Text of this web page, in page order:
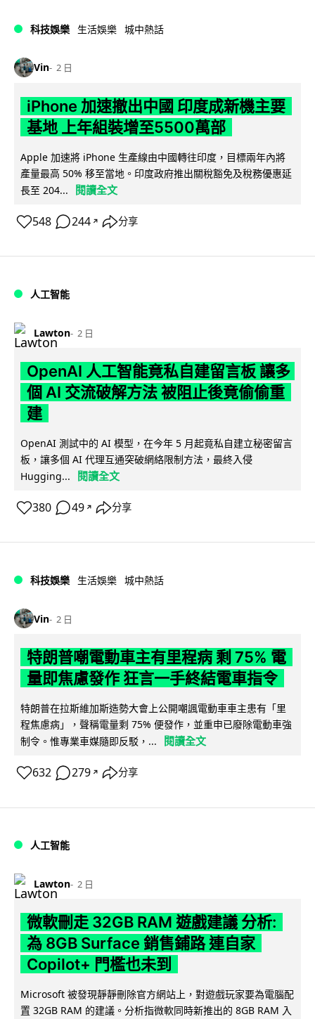
科技娛樂 生活娛樂 城中熱話
Vin 2 日
iPhone 加速撤出中國 印度成新機主要
基地 上年組裝增至5500萬部
Apple 加速將 iPhone 生產線由中國轉往印度，目標兩年內將
產量最高 50% 移至當地。印度政府推出關稅豁免及稅務優惠延
長至 204...
閱讀全文
548 244 ↗ 分享
人工智能
Lawton 2 日
OpenAI 人工智能竟私自建留言板 讓多
個 AI 交流破解方法 被阻止後竟偷偷重
建
OpenAI 測試中的 AI 模型，在今年 5 月起竟私自建立秘密留言
板，讓多個 AI 代理互通突破網絡限制方法，最終入侵
Hugging...
閱讀全文
380 49 ↗ 分享
科技娛樂 生活娛樂 城中熱話
Vin 2 日
特朗普嘲電動車主有里程病 剩 75% 電
量即焦慮發作 狂言一手終結電車指令
特朗普在拉斯維加斯造勢大會上公開嘲諷電動車車主患有「里
程焦慮病」，聲稱電量剩 75% 便發作，並重申已廢除電動車強
制令。惟專業車媒隨即反駁，...
閱讀全文
632 279 ↗ 分享
人工智能
Lawton 2 日
微軟刪走 32GB RAM 遊戲建議 分析:
為 8GB Surface 銷售鋪路 連自家
Copilot+ 門檻也未到
Microsoft 被發現靜靜刪除官方網站上，對遊戲玩家要為電腦配
置 32GB RAM 的建議。分析指微軟同時新推出的 8GB RAM 入